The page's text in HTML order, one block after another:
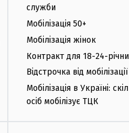
служби
Мобілізація 50+
Мобілізація жінок
Контракт для 18-24-
Відстрочка від мобілізації
Мобілізація в Україні:
осіб мобілізує ТЦК